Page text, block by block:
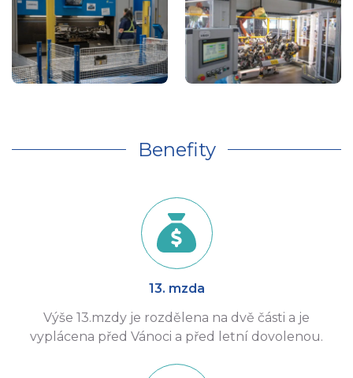
Benefity
13. mzda
Výše 13.mzdy je rozdělena na dvě části a je
vyplácena před Vánoci a před letní dovolenou.